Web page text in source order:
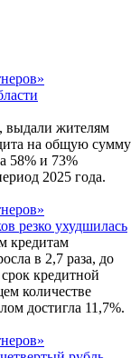
выдали жителям
на общую сумму
58% и 73%
2025 года.
резко ухудшилась
кредитам
в 2,7 раза, до
кредитной
количестве
достигла 11,7%.